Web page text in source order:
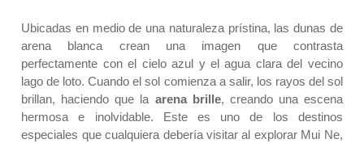
Ubicadas en medio de una naturaleza prístina, las dunas de
arena blanca crean una imagen que contrasta
perfectamente con el cielo azul y el agua clara del vecino
lago de loto. Cuando el sol comienza a salir, los rayos del sol
brillan, haciendo que la arena brille, creando una escena
hermosa e inolvidable. Este es uno de los destinos
especiales que cualquiera debería visitar al explorar Mui Ne,